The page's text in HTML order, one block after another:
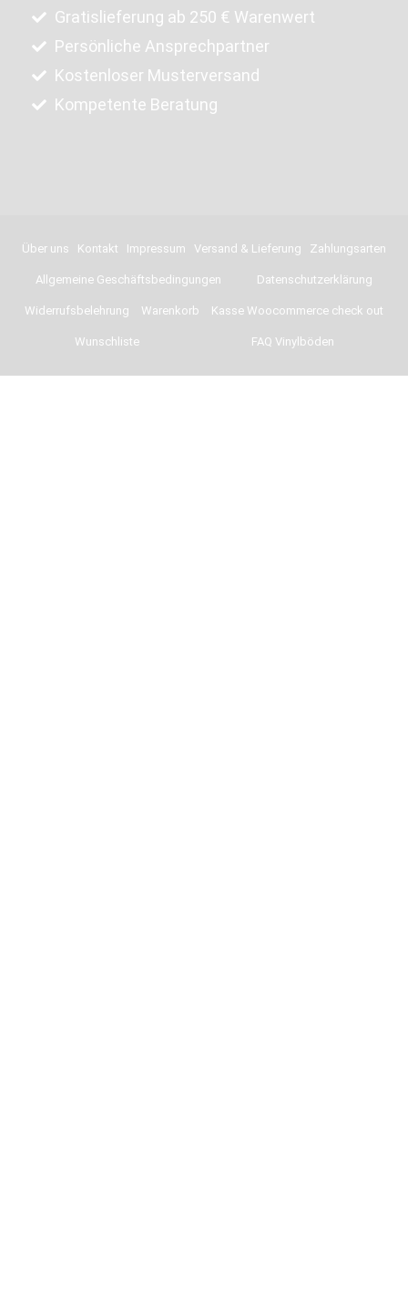
Gratislieferung ab 250 € Warenwert
Persönliche Ansprechpartner
Kostenloser Musterversand
Kompetente Beratung
Über uns Kontakt Impressum Versand & Lieferung Zahlungsarten
Allgemeine Geschäftsbedingungen Datenschutzerklärung
Widerrufsbelehrung Warenkorb Kasse Woocommerce check out
Wunschliste FAQ Vinylböden